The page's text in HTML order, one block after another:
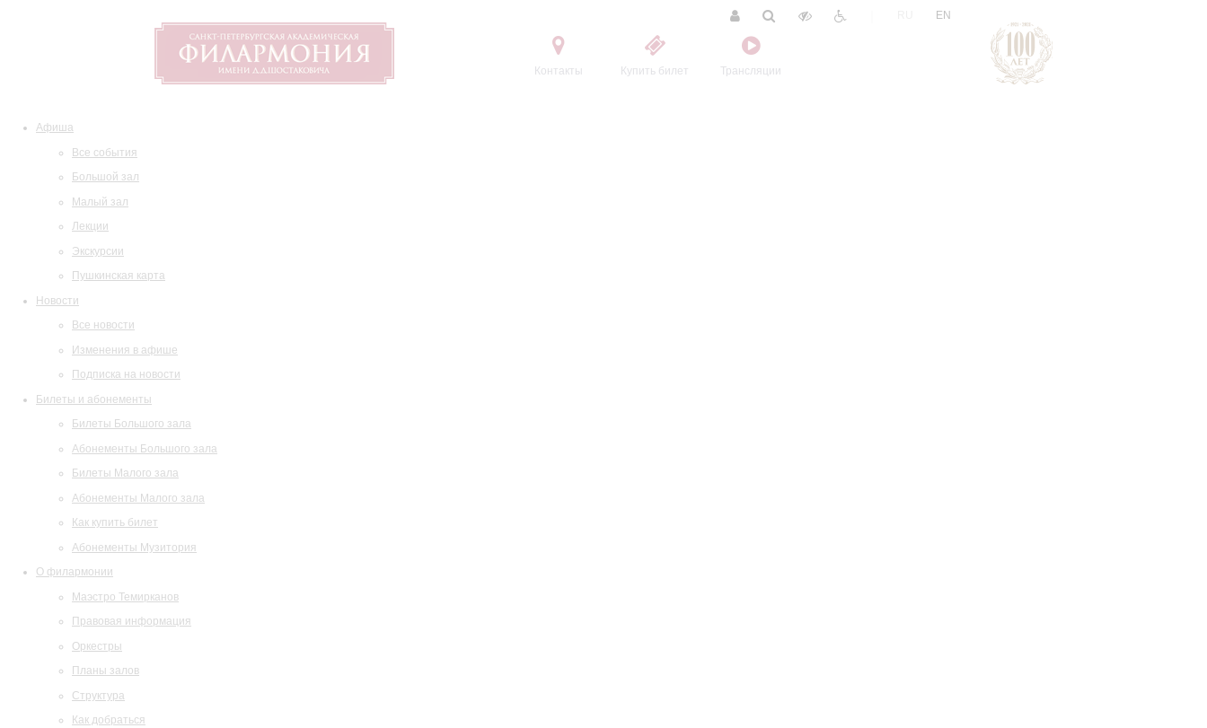
Контакты Купить билет Трансляции
EN
Афиша
Все события
Большой зал
Малый зал
Лекции
Экскурсии
Пушкинская карта
Новости
Все новости
Изменения в афише
Подписка на новости
Билеты и абонементы
Билеты Большого зала
Абонементы Большого зала
Билеты Малого зала
Абонементы Малого зала
Как купить билет
Абонементы Музитория
О филармонии
Маэстро Темирканов
Правовая информация
Оркестры
Планы залов
Структура
Как добраться